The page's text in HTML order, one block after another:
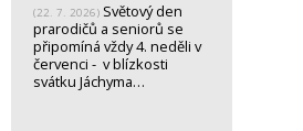
(22. 7. 2026) Světový den
prarodičů a seniorů se
připomíná vždy 4. neděli v
červenci - v blízkosti
svátku Jáchyma…